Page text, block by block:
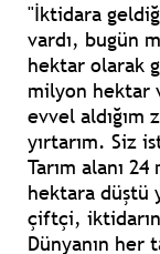
"İktidara
vardı, bugün
hektar olarak
milyon hektar
evvel aldığım
yırtarım. Siz
Tarım alanı
hektara düştü
çiftçi,
Dünyanın her